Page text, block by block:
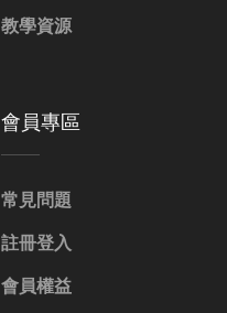
教學資源
會員專區
常見問題
註冊登入
會員權益